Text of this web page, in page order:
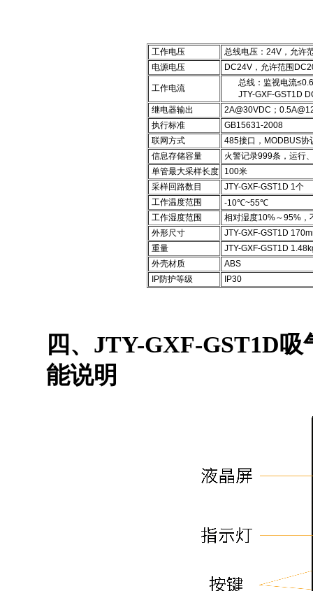
工作电压
总线电压：24V，允许
电源电压
DC24V，允许范围
工作电流
总线：监视电流
JTY-GXF-GST1D
继电器输出
2A@30VDC ；
执行标准
GB15631-2008
联网方式
485接口，MODBUS协
信息存储容量
火警记录999条，运行
单管最大采样长度
100米
采样回路数目
JTY-GXF-GST1D 1个
工作温度范围
-10℃~55℃
工作湿度范围
相对湿度10%～95%，
外形尺寸
JTY-GXF-GST1D
重量
JTY-GXF-GST1D
外壳材质
ABS
IP防护等级
IP30
四、JTY-GXF-GST1D吸
能说明